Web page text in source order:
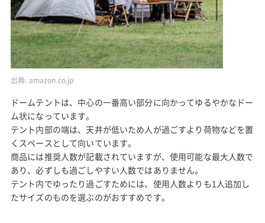
出典: amazon.co.jp
ドームテントは、中心の一番高い部分に向かってゆるやかなドー
ム状になっています。
テント内部の端は、天井が低いため人が過ごすより荷物などを置
くスペースとして向いています。
商品には推奨人数が記載されていますが、使用可能な最大人数で
あり、必ずしも過ごしやすい人数ではありません。
テント内でゆったり過ごすためには、使用人数よりも1人追加し
たサイズのものを選ぶのがおすすめです。